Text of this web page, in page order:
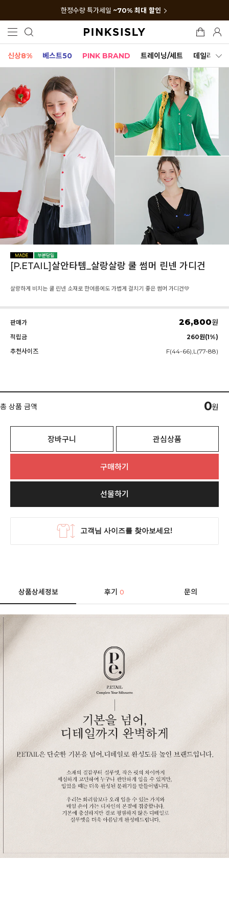
한정수량 특가세일 ~70% 최대 할인
신상8% 베스트50 PINK BRAND 트레이닝/세트 데일리세트
[P.ETAIL]살안타템_살랑살랑 쿨 썸머 린넨 가디건
살랑하게 비치는 쿨 린넨 소재로 한여름에도 가볍게 걸치기 좋은 썸머 가디건💚
판매가 26,800원
적립금
260원(1%)
추천사이즈
F(44-66),L(77-88)
총 상품 금액 0원
장바구니 관심상품
구매하기
선물하기
상품상세정보 후기0 문의